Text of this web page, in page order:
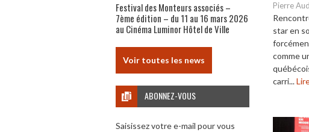
Pierre
star en
comme
carri...
Festival des Monteurs associés –
7ème édition – du 11 au 16 mars 2026
au Cinéma Luminor Hôtel de Ville
Voir toutes les news
ABONNEZ-VOUS
Saisissez votre e-mail pour vous